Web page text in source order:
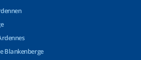
Blankenberge